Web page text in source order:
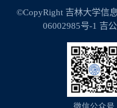
©CopyRight 吉林大学信
06002985号-1 吉